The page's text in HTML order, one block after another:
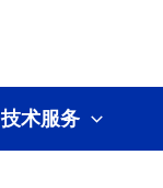
技术服务